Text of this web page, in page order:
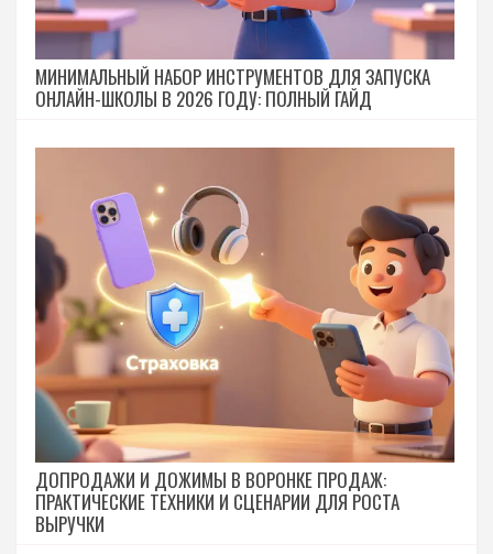
МИНИМАЛЬНЫЙ НАБОР ИНСТРУМЕНТОВ ДЛЯ ЗАПУСКА
ОНЛАЙН-ШКОЛЫ В 2026 ГОДУ: ПОЛНЫЙ ГАЙД
ДОПРОДАЖИ И ДОЖИМЫ В ВОРОНКЕ ПРОДАЖ:
ПРАКТИЧЕСКИЕ ТЕХНИКИ И СЦЕНАРИИ ДЛЯ РОСТА
ВЫРУЧКИ